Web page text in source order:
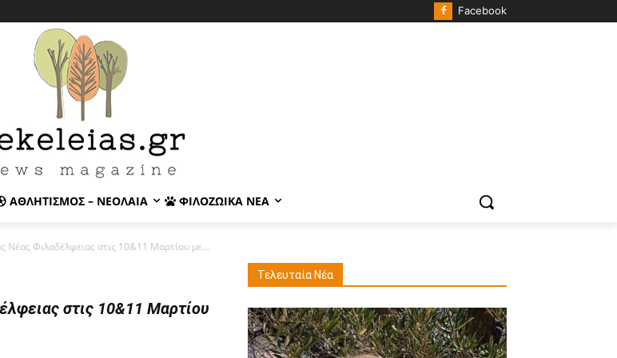
Facebook
ΑΘΛΗΤΙΣΜΌΣ – ΝΕΟΛΑΊΑ ΦΙΛΟΖΩΙΚΆ ΝΈΑ
Νέας Φιλαδέλφειας στις 10&11 Μαρτίου με...
στις 10&11 Μαρτίου
Τελευταία Νέα